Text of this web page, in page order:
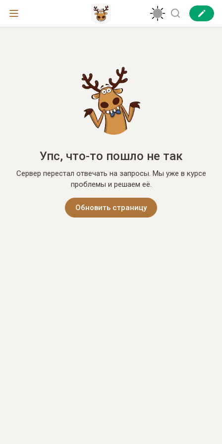
Упс, что-то пошло не так
Сервер перестал отвечать на запросы. Мы уже в курсе
проблемы и решаем её.
Обновить страницу